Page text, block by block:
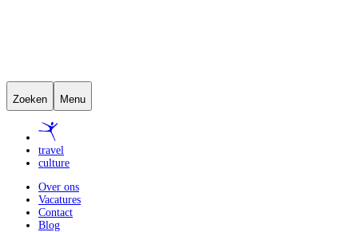
Zoeken Menu
travel
culture
Over ons
Vacatures
Contact
Blog